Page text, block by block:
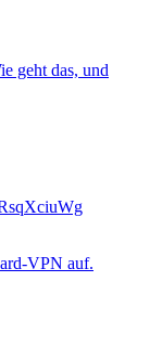
geht das, und
VPN auf.